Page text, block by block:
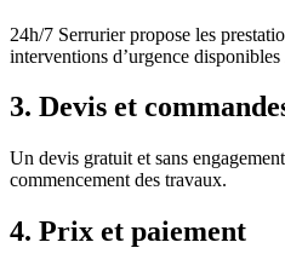
24h/7 Serrurier propose les
interventions d’urgence
3. Devis et
Un devis gratuit et sans
commencement des travaux.
4. Prix et paiement